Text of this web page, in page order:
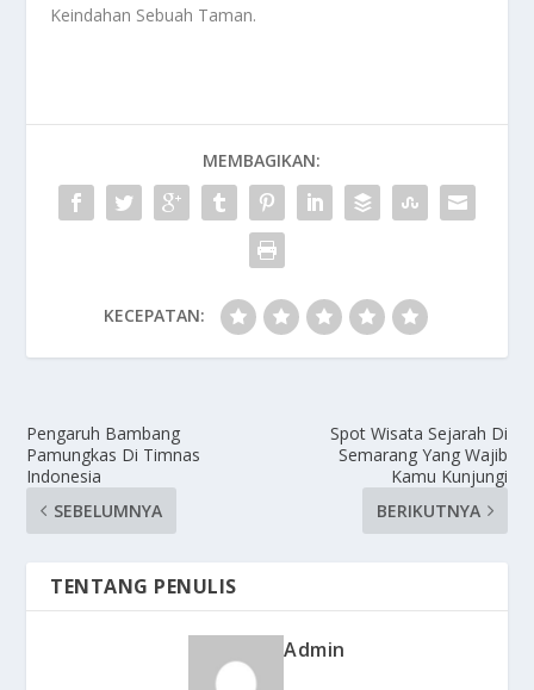
Keindahan Sebuah Taman.
MEMBAGIKAN:
KECEPATAN:
Pengaruh Bambang
Pamungkas Di Timnas
Indonesia
SEBELUMNYA
Spot Wisata Sejarah Di
Semarang Yang Wajib
Kamu Kunjungi
BERIKUTNYA
TENTANG PENULIS
Admin